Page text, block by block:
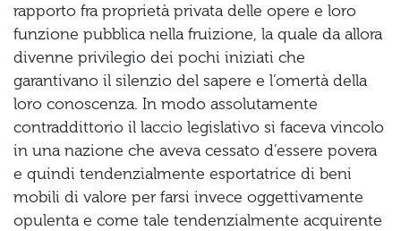
rapporto fra proprietà privata delle opere e loro
funzione pubblica nella fruizione, la quale da allora
divenne privilegio dei pochi iniziati che
garantivano il silenzio del sapere e l’omertà della
loro conoscenza. In modo assolutamente
contraddittorio il laccio legislativo si faceva vincolo
in una nazione che aveva cessato d’essere povera
e quindi tendenzialmente esportatrice di beni
mobili di valore per farsi invece oggettivamente
opulenta e come tale tendenzialmente acquirente